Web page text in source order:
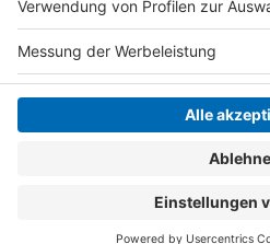
Anzeige